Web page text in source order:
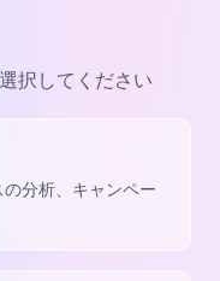
択してください
分析、キャンペー